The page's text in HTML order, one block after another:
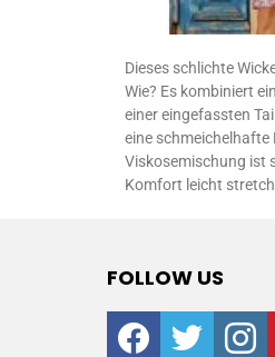
Dieses schlichte
Wie? Es kombiniert
einer eingefassten
eine schmeichelhafte
Viskosemischung ist
Komfort leicht
FOLLOW US
facebooktwitter